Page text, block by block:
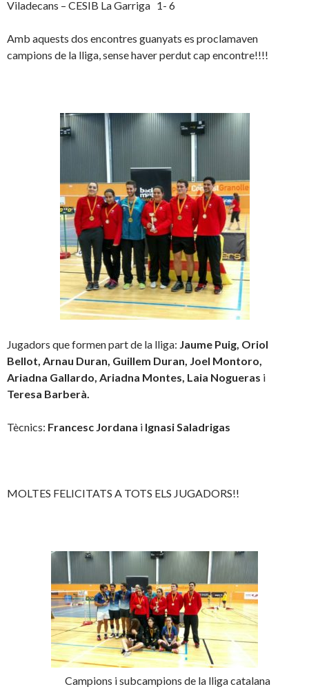
Viladecans – CESIB La Garriga 1- 6
Amb aquests dos encontres guanyats es proclamaven
campions de la lliga, sense haver perdut cap encontre!!!!
Jugadors que formen part de la lliga: Jaume Puig, Oriol
Bellot, Arnau Duran, Guillem Duran, Joel Montoro,
Ariadna Gallardo, Ariadna Montes, Laia Nogueras i
Teresa Barberà.
Tècnics: Francesc Jordana i Ignasi Saladrigas
MOLTES FELICITATS A TOTS ELS JUGADORS!!
Campions i subcampions de la lliga catalana